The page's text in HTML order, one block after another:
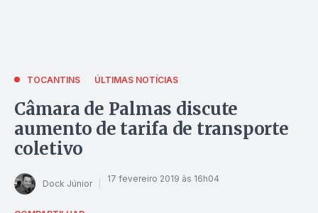
TOCANTINS ÚLTIMAS NOTÍCIAS
Câmara de Palmas discute
aumento de tarifa de transporte
coletivo
Dock Júnior 17 fevereiro 2019 às 16h04